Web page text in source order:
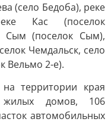
(село Бедоба), реке
Кас (поселок
Сым (поселок Сым),
Чемдальск, село
Вельмо 2-е).
территории края
жилых домов, 106
автомобильных